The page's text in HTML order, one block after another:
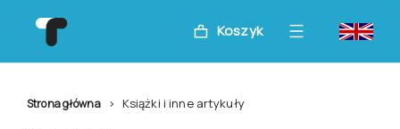
Koszyk
Strona główna Książki i inne artykuły